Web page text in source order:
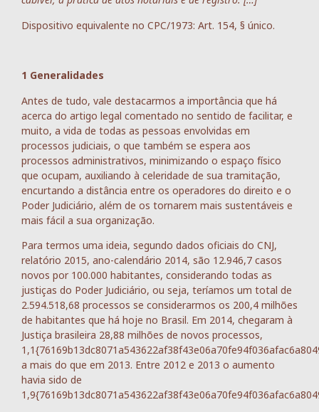
Dispositivo equivalente no CPC/1973: Art. 154, § único.
1 Generalidades
Antes de tudo, vale destacarmos a importância que há
acerca do artigo legal comentado no sentido de facilitar, e
muito, a vida de todas as pessoas envolvidas em
processos judiciais, o que também se espera aos
processos administrativos, minimizando o espaço físico
que ocupam, auxiliando à celeridade de sua tramitação,
encurtando a distância entre os operadores do direito e o
Poder Judiciário, além de os tornarem mais sustentáveis e
mais fácil a sua organização.
Para termos uma ideia, segundo dados oficiais do CNJ,
relatório 2015, ano-calendário 2014, são 12.946,7 casos
novos por 100.000 habitantes, considerando todas as
justiças do Poder Judiciário, ou seja, teríamos um total de
2.594.518,68 processos se considerarmos os 200,4 milhões
de habitantes que há hoje no Brasil. Em 2014, chegaram à
Justiça brasileira 28,88 milhões de novos processos,
a mais do que em 2013. Entre 2012 e 2013 o aumento
havia sido de